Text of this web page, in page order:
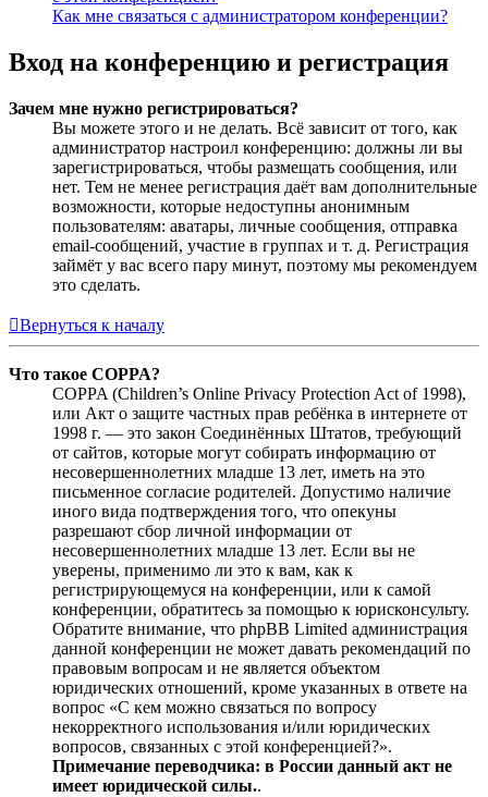
Как мне связаться с администратором конференции?
Вход на конференцию и регистрация
Зачем мне нужно регистрироваться?
Вы можете этого и не делать. Всё зависит от того, как
администратор настроил конференцию: должны ли вы
зарегистрироваться, чтобы размещать сообщения, или
нет. Тем не менее регистрация даёт вам дополнительные
возможности, которые недоступны анонимным
пользователям: аватары, личные сообщения, отправка
email-сообщений, участие в группах и т. д. Регистрация
займёт у вас всего пару минут, поэтому мы рекомендуем
это сделать.
Вернуться к началу
Что такое COPPA?
COPPA (Children’s Online Privacy Protection Act of 1998),
или Акт о защите частных прав ребёнка в интернете от
1998 г. — это закон Соединённых Штатов, требующий
от сайтов, которые могут собирать информацию от
несовершеннолетних младше 13 лет, иметь на это
письменное согласие родителей. Допустимо наличие
иного вида подтверждения того, что опекуны
разрешают сбор личной информации от
несовершеннолетних младше 13 лет. Если вы не
уверены, применимо ли это к вам, как к
регистрирующемуся на конференции, или к самой
конференции, обратитесь за помощью к юрисконсульту.
Обратите внимание, что phpBB Limited администрация
данной конференции не может давать рекомендаций по
правовым вопросам и не является объектом
юридических отношений, кроме указанных в ответе на
вопрос «С кем можно связаться по вопросу
некорректного использования и/или юридических
вопросов, связанных с этой конференцией?».
Примечание переводчика: в России данный акт не
имеет юридической силы..